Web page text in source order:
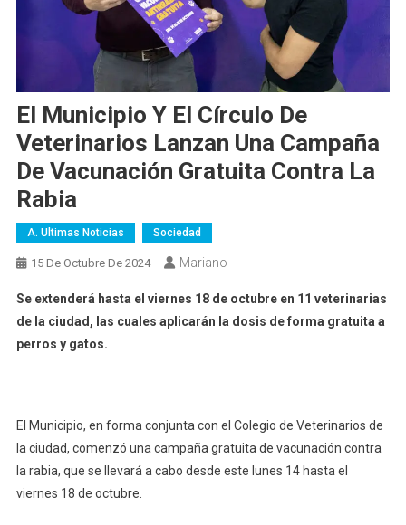
El Municipio Y El Círculo De
Veterinarios Lanzan Una Campaña
De Vacunación Gratuita Contra La
Rabia
A. Ultimas Noticias Sociedad
15 De Octubre De 2024 Mariano
Se extenderá hasta el viernes 18 de octubre en 11 veterinarias
de la ciudad, las cuales aplicarán la dosis de forma gratuita a
perros y gatos.
El Municipio, en forma conjunta con el Colegio de Veterinarios de
la ciudad, comenzó una campaña gratuita de vacunación contra
la rabia, que se llevará a cabo desde este lunes 14 hasta el
viernes 18 de octubre.